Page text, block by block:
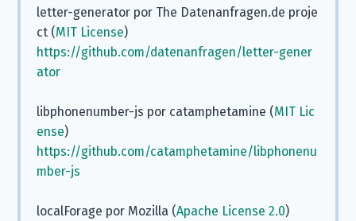
letter-generator por The Datenanfragen.de proje
ct (MIT License)
https://github.com/datenanfragen/letter-gener
ator
libphonenumber-js por catamphetamine (MIT Lic
ense)
https://github.com/catamphetamine/libphonenu
mber-js
localForage por Mozilla (Apache License 2.0)